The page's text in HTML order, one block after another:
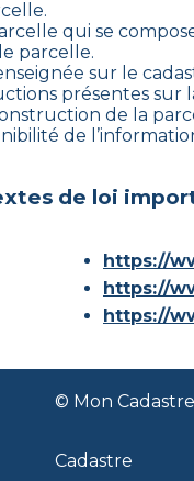
qui se
parcelle.
sur le
présentes sur
de la
de
de loi
© Mon
Cadastre